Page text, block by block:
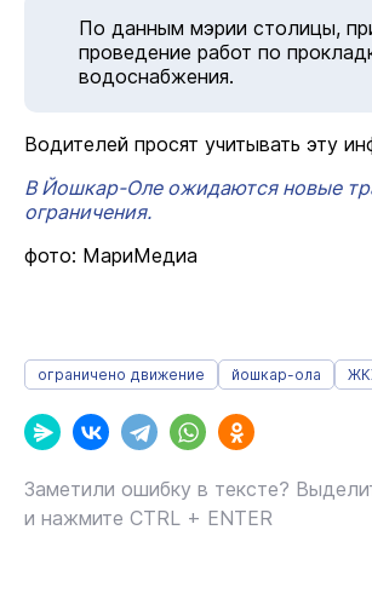
По данным мэрии столицы,
проведение работ по
водоснабжения.
Водителей просят учитывать эту
В Йошкар-Оле ожидаются новые
ограничения.
фото: МариМедиа
ограничено движение йошкар-ола
Заметили ошибку в тексте?
и нажмите CTRL + ENTER